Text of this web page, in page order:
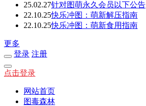
25.02.27针对图萌永久会员以下公告
22.10.25快乐冲图：萌新解压指南
22.10.25快乐冲图：萌新食用指南
更多
登录 注册
点击登录
网站首页
图毒森林